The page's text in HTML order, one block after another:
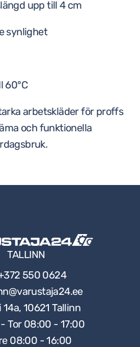
upp till 4 cm
synlighet
60°C
arbetskläder för proffs
och funktionella
TALLINN
550 0624
14a, 10621 Tallinn
Tor 08:00 - 17:00
08:00 - 16:00